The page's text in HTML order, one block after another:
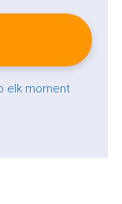
elk moment